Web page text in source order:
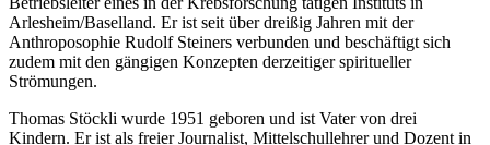
Arlesheim/Baselland. Er ist seit über dreißig Jahren mit der
Anthroposophie Rudolf Steiners verbunden und beschäftigt sich
zudem mit den gängigen Konzepten derzeitiger spiritueller
Strömungen.
Thomas Stöckli wurde 1951 geboren und ist Vater von drei
Kindern. Er ist als freier Journalist, Mittelschullehrer und Dozent in